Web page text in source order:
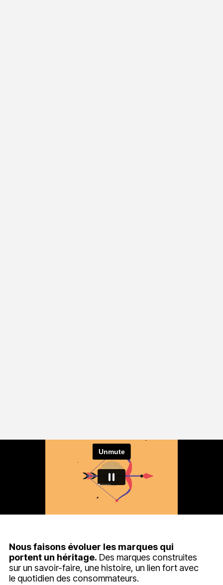
Nous faisons évoluer les marques qui
portent un héritage. Des marques construites
sur un savoir-faire, une histoire, un lien fort avec
le quotidien des consommateurs.